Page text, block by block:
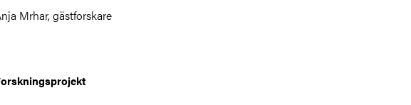
Mrhar, gästforskare